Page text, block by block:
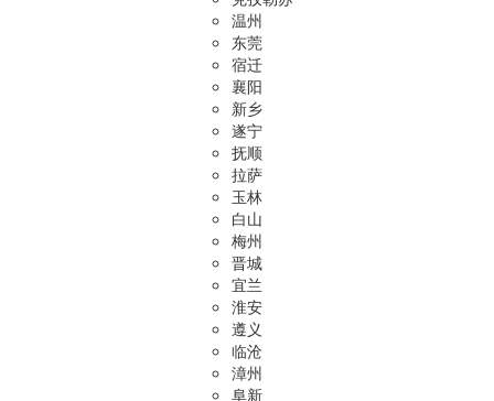
温州
东莞
宿迁
襄阳
新乡
遂宁
抚顺
拉萨
玉林
白山
梅州
晋城
宜兰
淮安
遵义
临沧
漳州
阜新